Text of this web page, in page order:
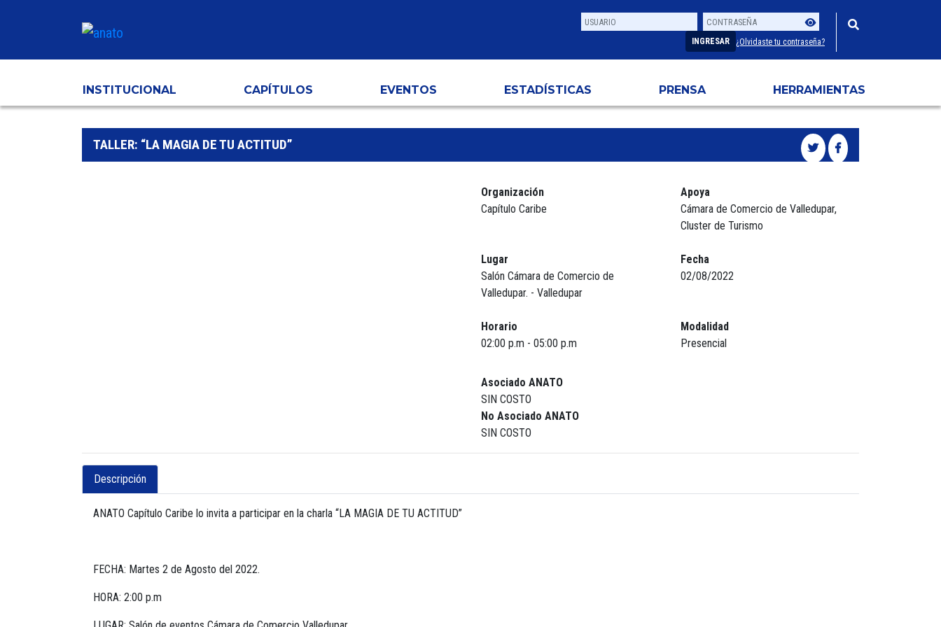
Usuario
Contraseña
INGRESAR ¿Olvidaste tu contraseña?
INSTITUCIONAL CAPÍTULOS EVENTOS ESTADÍSTICAS PRENSA HERRAMIENTAS
TALLER: “LA MAGIA DE TU ACTITUD”
Organización
Capítulo Caribe
Apoya
Cámara de Comercio de Valledupar,
Cluster de Turismo
Lugar
Salón Cámara de Comercio de
Valledupar. - Valledupar
Fecha
02/08/2022
Horario
02:00 p.m - 05:00 p.m
Modalidad
Presencial
Asociado ANATO
SIN COSTO
No Asociado ANATO
SIN COSTO
Descripción
ANATO Capítulo Caribe lo invita a participar en la charla “LA MAGIA DE TU ACTITUD”
FECHA: Martes 2 de Agosto del 2022.
HORA: 2:00 p.m